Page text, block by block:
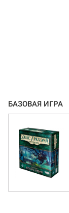
БАЗОВАЯ ИГРА